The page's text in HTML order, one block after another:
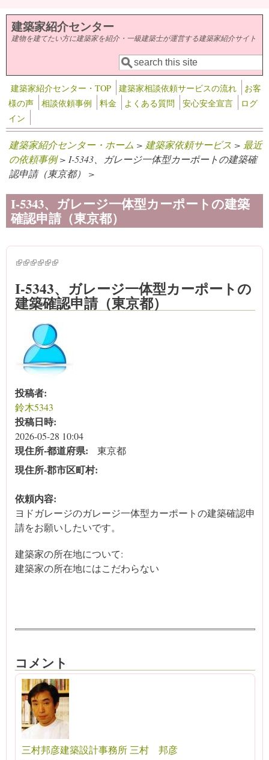
メインコンテンツに移動
建築家紹介センター
建物を建てたい方に建築家を紹介・一級建築士が運営する建築家紹介サイト
検索フォーム
検索
建築家紹介センター・TOP 建築家相談依頼サービスの流れ
お客
様の声
相談依頼事例 料金 よくある質問 安心安全宣言
ログ
イン
建築家紹介センター・ホーム > 建築家依頼サービス > 最近
の依頼事例> I-5343、ガレージ一体型カーポートの建築確
認申請（東京都） >
I-5343、ガレージ一体型カーポートの建築
確認申請（東京都）
(link is external)
(link is external)
(link is external)
(link is external)
(link is external)
(link is external)
I-5343、ガレージ一体型カーポートの
建築確認申請（東京都）
投稿者:
鈴木5343
投稿日時:
2026-05-28 10:04
現住所‐都道府県: 東京都
現住所‐郡市区町村:
依頼内容:
ヨドガレージのガレージ一体型カーポートの建築確認申
請をお願いしたいです。
建築家の所在地について:
建築家の所在地にはこだわらない
コメント
三村邦彦建築設計事務所 三村 邦彦